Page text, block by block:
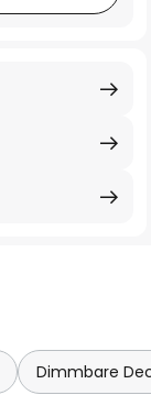
Dimmbare